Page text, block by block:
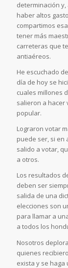
determinación
haber altos
compartimos
tener más
carreteras que
antiaéreos.
He escuchado
día de hoy se
cuales millones
salieron a hacer
popular.
Lograron votar
puede ser, si en
salido a votar,
a otros.
Los resultados
deben ser
salida de una
elecciones son
para llamar a
a todos los
Nosotros
quienes
exista y se